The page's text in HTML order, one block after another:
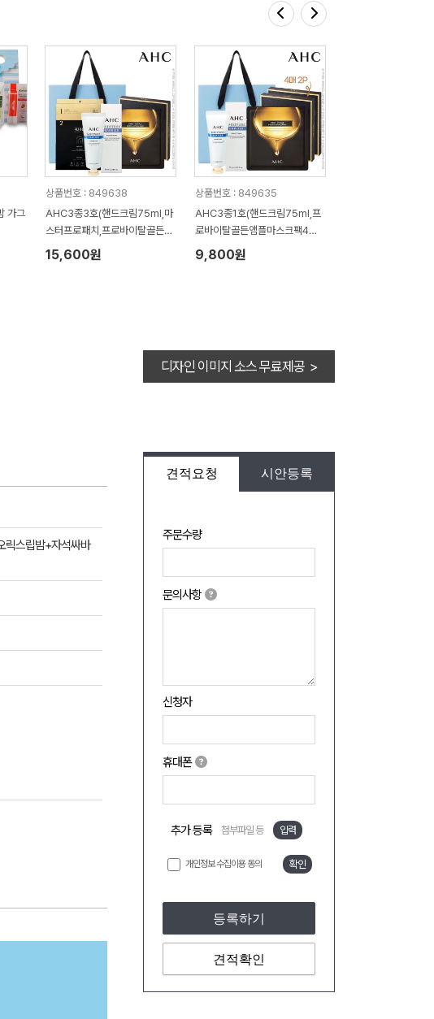
가그
상품번호 : 849638
AHC3종3호(핸드크림75ml,마
스터프로패치,프로바이탈골든앰
플마스크팩4매)
15,600원
상품번호 : 849635
AHC3종1호(핸드크림75ml,프
로바이탈골든앰플마스크팩4매2
P)
9,800원
디자인 이미지 소스 무료제공 >
견적요청 시안등록
주문수량
문의사항
신청자
휴대폰
추가 등록 첨부파일 등 입력
개인정보 수집이용 동의 확인
등록하기
견적확인
릭스립밤+자석싸바